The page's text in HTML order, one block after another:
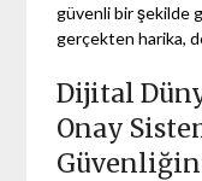
güvenli bir şekilde
gerçekten harika,
Dijital
Onay